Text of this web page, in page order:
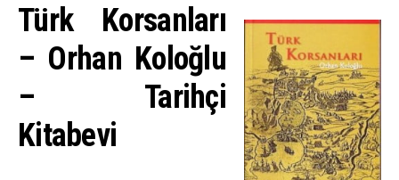
Türk Korsanları
– Orhan Koloğlu
– Tarihçi
Kitabevi